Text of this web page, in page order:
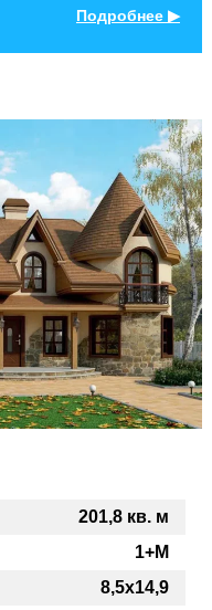
Подробнее ▶
201,8 кв. м
1+М
8,5x14,9